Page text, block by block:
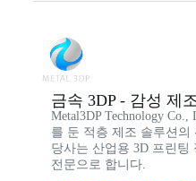
금속 3DP - 감성 제
Metal3DP Technology
를 둔 적층 제조 솔루션의
당사는 산업용 3D 프린팅
전문으로 합니다.